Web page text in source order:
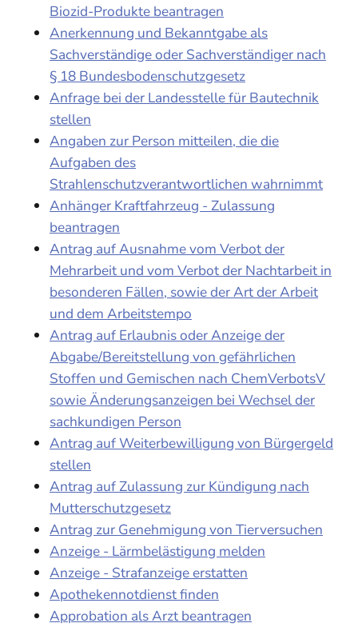
Biozid-Produkte beantragen
Anerkennung und Bekanntgabe als
Sachverständige oder Sachverständiger nach
§ 18 Bundesbodenschutzgesetz
Anfrage bei der Landesstelle für Bautechnik
stellen
Angaben zur Person mitteilen, die die
Aufgaben des
Strahlenschutzverantwortlichen wahrnimmt
Anhänger Kraftfahrzeug - Zulassung
beantragen
Antrag auf Ausnahme vom Verbot der
Mehrarbeit und vom Verbot der Nachtarbeit in
besonderen Fällen, sowie der Art der Arbeit
und dem Arbeitstempo
Antrag auf Erlaubnis oder Anzeige der
Abgabe/Bereitstellung von gefährlichen
Stoffen und Gemischen nach ChemVerbotsV
sowie Änderungsanzeigen bei Wechsel der
sachkundigen Person
Antrag auf Weiterbewilligung von Bürgergeld
stellen
Antrag auf Zulassung zur Kündigung nach
Mutterschutzgesetz
Antrag zur Genehmigung von Tierversuchen
Anzeige - Lärmbelästigung melden
Anzeige - Strafanzeige erstatten
Apothekennotdienst finden
Approbation als Arzt beantragen